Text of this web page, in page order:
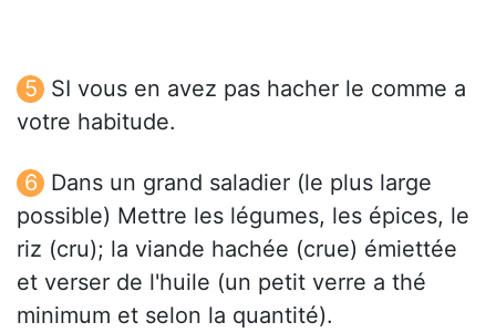
SI vous en avez pas hacher le comme a
votre habitude.
Dans un grand saladier (le plus large
possible) Mettre les légumes, les épices, le
riz (cru); la viande hachée (crue) émiettée
et verser de l'huile (un petit verre a thé
minimum et selon la quantité).